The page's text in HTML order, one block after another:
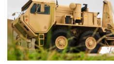
Doanh nghiệp
Thông tin doanh nghiệp